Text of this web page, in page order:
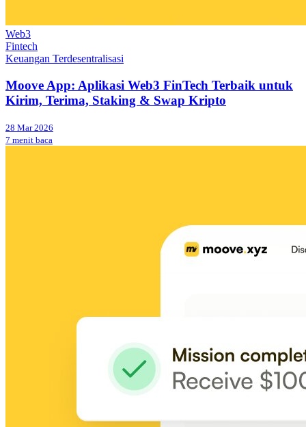
Web3
Fintech
Keuangan Terdesentralisasi
Moove App: Aplikasi Web3 FinTech Terbaik untuk
Kirim, Terima, Staking & Swap Kripto
28 Mar 2026
7 menit baca